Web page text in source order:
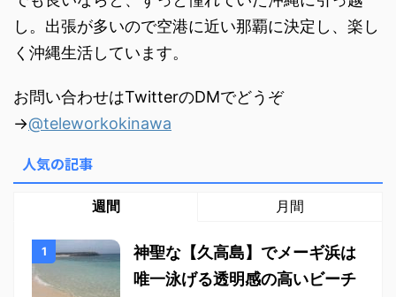
し。出張が多いので空港に近い那覇に決定し、楽し
く沖縄生活しています。
お問い合わせはTwitterのDMでどうぞ
→@teleworkokinawa
人気の記事
週間 月間
神聖な【久高島】でメーギ浜は
唯一泳げる透明感の高いビーチ